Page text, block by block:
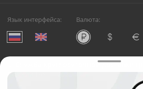
Язык интерфейса: Валюта:
Служба круглосуточной доставки
Русский Букет, 2026